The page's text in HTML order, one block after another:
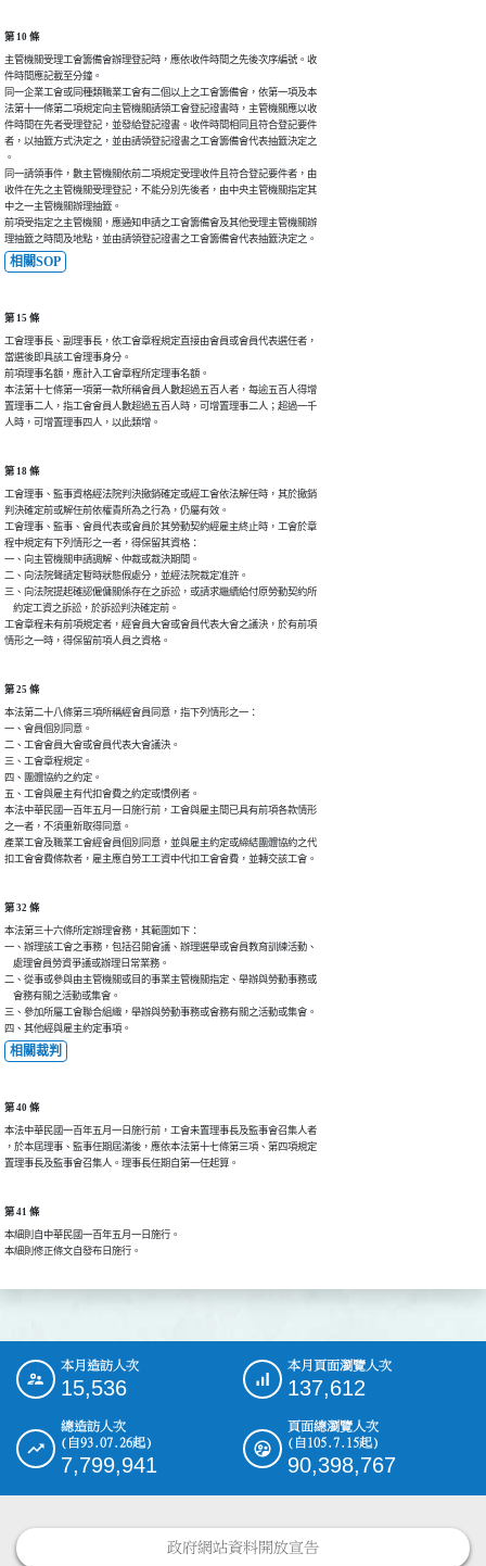
第 10 條
主管機關受理工會籌備會辦理登記時，應依收件時間之先後次序編號。收
件時間應記載至分鐘。
同一企業工會或同種類職業工會有二個以上之工會籌備會，依第一項及本
法第十一條第二項規定向主管機關請領工會登記證書時，主管機關應以收
件時間在先者受理登記，並發給登記證書。收件時間相同且符合登記要件
者，以抽籤方式決定之，並由請領登記證書之工會籌備會代表抽籤決定之
。
同一請領事件，數主管機關依前二項規定受理收件且符合登記要件者，由
收件在先之主管機關受理登記，不能分別先後者，由中央主管機關指定其
中之一主管機關辦理抽籤。
前項受指定之主管機關，應通知申請之工會籌備會及其他受理主管機關辦
理抽籤之時間及地點，並由請領登記證書之工會籌備會代表抽籤決定之。
相關SOP
第 15 條
工會理事長、副理事長，依工會章程規定直接由會員或會員代表選任者，
當選後即具該工會理事身分。
前項理事名額，應計入工會章程所定理事名額。
本法第十七條第一項第一款所稱會員人數超過五百人者，每逾五百人得增
置理事二人，指工會會員人數超過五百人時，可增置理事二人；超過一千
人時，可增置理事四人，以此類增。
第 18 條
工會理事、監事資格經法院判決撤銷確定或經工會依法解任時，其於撤銷
判決確定前或解任前依權責所為之行為，仍屬有效。
工會理事、監事、會員代表或會員於其勞動契約經雇主終止時，工會於章
程中規定有下列情形之一者，得保留其資格：
一、向主管機關申請調解、仲裁或裁決期間。
二、向法院聲請定暫時狀態假處分，並經法院裁定准許。
三、向法院提起確認僱傭關係存在之訴訟，或請求繼續給付原勞動契約所
    約定工資之訴訟，於訴訟判決確定前。
工會章程未有前項規定者，經會員大會或會員代表大會之議決，於有前項
情形之一時，得保留前項人員之資格。
第 25 條
本法第二十八條第三項所稱經會員同意，指下列情形之一：
一、會員個別同意。
二、工會會員大會或會員代表大會議決。
三、工會章程規定。
四、團體協約之約定。
五、工會與雇主有代扣會費之約定或慣例者。
本法中華民國一百年五月一日施行前，工會與雇主間已具有前項各款情形
之一者，不須重新取得同意。
產業工會及職業工會經會員個別同意，並與雇主約定或締結團體協約之代
扣工會會費條款者，雇主應自勞工工資中代扣工會會費，並轉交該工會。
第 32 條
本法第三十六條所定辦理會務，其範圍如下：
一、辦理該工會之事務，包括召開會議、辦理選舉或會員教育訓練活動、
    處理會員勞資爭議或辦理日常業務。
二、從事或參與由主管機關或目的事業主管機關指定、舉辦與勞動事務或
    會務有關之活動或集會。
三、參加所屬工會聯合組織，舉辦與勞動事務或會務有關之活動或集會。
四、其他經與雇主約定事項。
相關裁判
第 40 條
本法中華民國一百年五月一日施行前，工會未置理事長及監事會召集人者
，於本屆理事、監事任期屆滿後，應依本法第十七條第三項、第四項規定
置理事長及監事會召集人。理事長任期自第一任起算。
第 41 條
本細則自中華民國一百年五月一日施行。
本細則修正條文自發布日施行。
::: 本月造訪人次
15,536
本月頁面瀏覽人次
137,612
總造訪人次
(自93.07.26起)
7,799,941
頁面總瀏覽人次
(自105.7.15起)
90,398,767
政府網站資料開放宣告